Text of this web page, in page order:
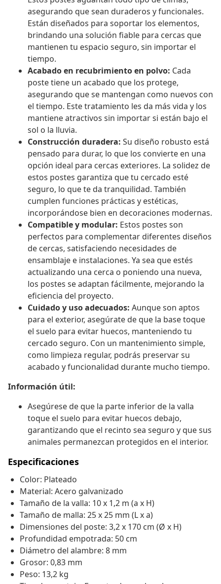
asegurando que sean duraderos y funcionales.
Están diseñados para soportar los elementos,
brindando una solución fiable para cercas que
mantienen tu espacio seguro, sin importar el
tiempo.
Acabado en recubrimiento en polvo: Cada
poste tiene un acabado que los protege,
asegurando que se mantengan como nuevos con
el tiempo. Este tratamiento les da más vida y los
mantiene atractivos sin importar si están bajo el
sol o la lluvia.
Construcción duradera: Su diseño robusto está
pensado para durar, lo que los convierte en una
opción ideal para cercas exteriores. La solidez de
estos postes garantiza que tu cercado esté
seguro, lo que te da tranquilidad. También
cumplen funciones prácticas y estéticas,
incorporándose bien en decoraciones modernas.
Compatible y modular: Estos postes son
perfectos para complementar diferentes diseños
de cercas, satisfaciendo necesidades de
ensamblaje e instalaciones. Ya sea que estés
actualizando una cerca o poniendo una nueva,
los postes se adaptan fácilmente, mejorando la
eficiencia del proyecto.
Cuidado y uso adecuados: Aunque son aptos
para el exterior, asegúrate de que la base toque
el suelo para evitar huecos, manteniendo tu
cercado seguro. Con un mantenimiento simple,
como limpieza regular, podrás preservar su
acabado y funcionalidad durante mucho tiempo.
Información útil:
Asegúrese de que la parte inferior de la valla
toque el suelo para evitar huecos debajo,
garantizando que el recinto sea seguro y que sus
animales permanezcan protegidos en el interior.
Especificaciones
Color: Plateado
Material: Acero galvanizado
Tamaño de la valla: 10 x 1,2 m (a x H)
Tamaño de malla: 25 x 25 mm (L x a)
Dimensiones del poste: 3,2 x 170 cm (Ø x H)
Profundidad empotrada: 50 cm
Diámetro del alambre: 8 mm
Grosor: 0,83 mm
Peso: 13,2 kg